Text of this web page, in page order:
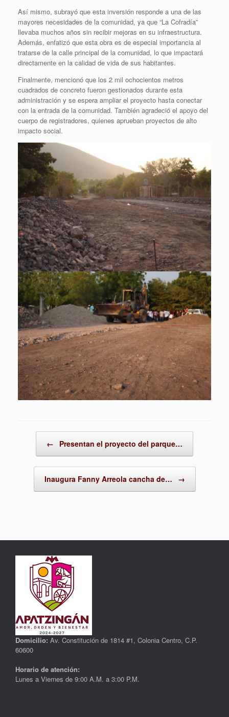
Así mismo, subrayó que esta inversión responde a una de las
mayores necesidades de la comunidad, ya que “La Cofradía”
llevaba muchos años sin recibir mejoras en su infraestructura.
Además, enfatizó que esta obra es de especial importancia al
tratarse de la calle principal de la comunidad, lo que impactará
directamente en la calidad de vida de sus habitantes.
Finalmente, mencionó que los 2 mil ochocientos metros
cuadrados de concreto fueron gestionados durante esta
administración y se espera ampliar el proyecto hasta conectar
con la entrada de la comunidad. También agradeció el apoyo del
cuerpo de registradores, quienes aprueban proyectos de alto
impacto social.
← Presentan el proyecto del parque…
Inaugura Fanny Arreola cancha de… →
Domicilio: Av. Constitución de 1814 #1, Colonia Centro, C.P.
60600
Horario de atención:
Lunes a Viernes de 9:00 A.M. a 3:00 P.M.